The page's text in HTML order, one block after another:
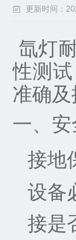
更新时间：
氙灯
性测
准确
一、
接地
设备
接是